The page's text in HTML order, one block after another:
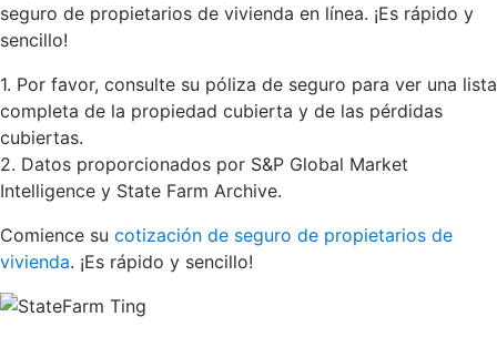
seguro de propietarios de vivienda en línea. ¡Es rápido y
sencillo!
1. Por favor, consulte su póliza de seguro para ver una lista
completa de la propiedad cubierta y de las pérdidas
cubiertas.
2. Datos proporcionados por S&P Global Market
Intelligence y State Farm Archive.
Comience su cotización de seguro de propietarios de
vivienda. ¡Es rápido y sencillo!